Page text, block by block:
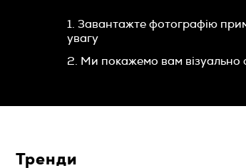
1. Завантажте фотографію
увагу
2. Ми покажемо вам візуально
Тренди